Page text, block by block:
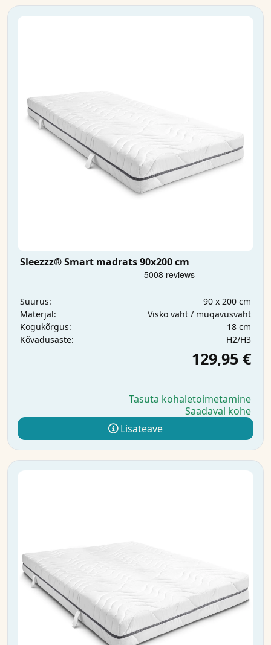
Sleezzz® Smart madrats 90x200 cm
Suurus:
90 x 200 cm
Materjal:
Visko vaht / mugavusvaht
Kogukõrgus:
18 cm
Kõvadusaste:
H2/H3
129,95 €
Tasuta kohaletoimetamine
Saadaval kohe
Lisateave